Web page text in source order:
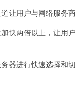
用户与网络服务商
两倍以上，让用
进行快速选择和